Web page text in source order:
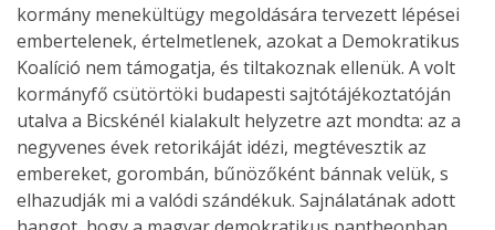
kormány menekültügy megoldására tervezett lépései
embertelenek, értelmetlenek, azokat a Demokratikus
Koalíció nem támogatja, és tiltakoznak ellenük. A volt
kormányfő csütörtöki budapesti sajtótájékoztatóján
utalva a Bicskénél kialakult helyzetre azt mondta: az a
negyvenes évek retorikáját idézi, megtévesztik az
embereket, gorombán, bűnözőként bánnak velük, s
elhazudják mi a valódi szándékuk. Sajnálatának adott